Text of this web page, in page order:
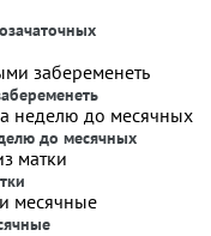
до месячных